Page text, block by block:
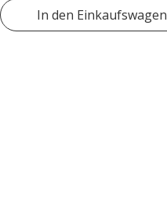
In den Einkaufswagen